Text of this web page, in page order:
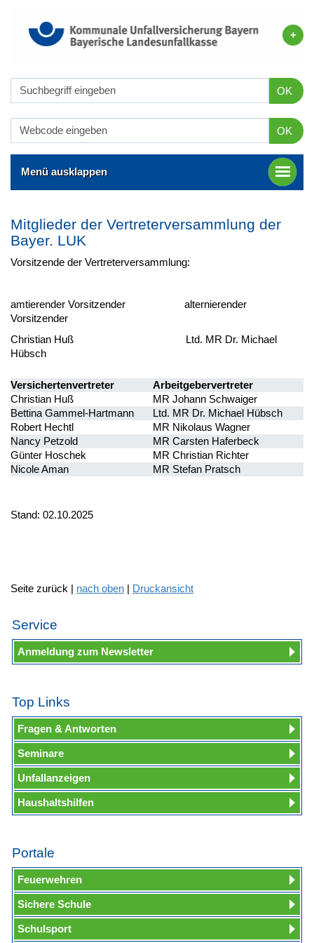
OK
OK
Menü ausklappen
Mitglieder der Vertreterversammlung der
Bayer. LUK
Vorsitzende der Vertreterversammlung:
amtierender Vorsitzender alternierender
Vorsitzender
Christian Huß Ltd. MR Dr. Michael
Hübsch
Versichertenvertreter
Arbeitgebervertreter
Christian Huß
MR Johann Schwaiger
Bettina Gammel-Hartmann
Ltd. MR Dr. Michael Hübsch
Robert Hechtl
MR Nikolaus Wagner
Nancy Petzold
MR Carsten Haferbeck
Günter Hoschek
MR Christian Richter
Nicole Aman
MR Stefan Pratsch
Stand: 02.10.2025
Seite zurück | nach oben | Druckansicht
Service
Anmeldung zum Newsletter
Top Links
Fragen & Antworten
Seminare
Unfallanzeigen
Haushaltshilfen
Portale
Feuerwehren
Sichere Schule
Schulsport